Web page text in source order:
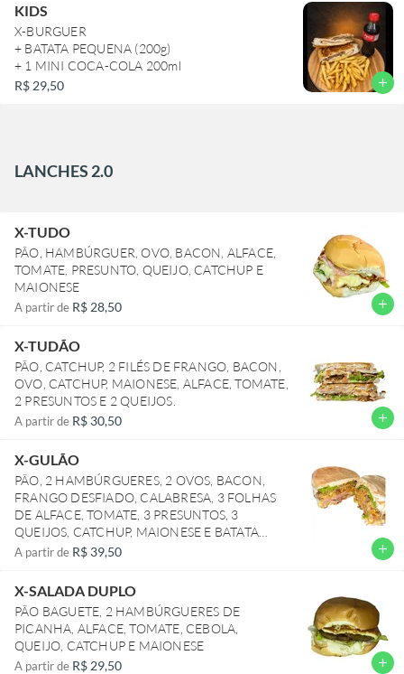
KIDS
X-BURGUER
+ BATATA PEQUENA (200g)
+ 1 MINI COCA-COLA 200ml
R$ 29,50
add
LANCHES 2.0
X-TUDO
PÃO, HAMBÚRGUER, OVO, BACON, ALFACE,
TOMATE, PRESUNTO, QUEIJO, CATCHUP E
MAIONESE
A partir de R$ 28,50 add
X-TUDÃO
PÃO, CATCHUP, 2 FILÉS DE FRANGO, BACON,
OVO, CATCHUP, MAIONESE, ALFACE, TOMATE,
2 PRESUNTOS E 2 QUEIJOS.
A partir de R$ 30,50 add
X-GULÃO
PÃO, 2 HAMBÚRGUERES, 2 OVOS, BACON,
FRANGO DESFIADO, CALABRESA, 3 FOLHAS
DE ALFACE, TOMATE, 3 PRESUNTOS, 3
QUEIJOS, CATCHUP, MAIONESE E BATATA
PALHA.
A partir de R$ 39,50 add
X-SALADA DUPLO
PÃO BAGUETE, 2 HAMBÚRGUERES DE
PICANHA, ALFACE, TOMATE, CEBOLA,
QUEIJO, CATCHUP E MAIONESE
A partir de R$ 29,50 add